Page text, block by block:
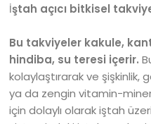
İştah açıcı bitkisel
Bu takviyeler kakule,
hindiba, su teresi içerir.
kolaylaştırarak ve
ya da zengin vitamin-
için dolaylı olarak iştah